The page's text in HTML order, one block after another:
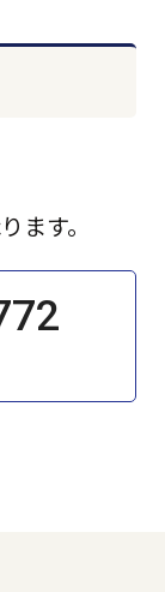
集、利
の侵害に
利用、提
化し、個
いただく
わせ窓口
すること
ます。